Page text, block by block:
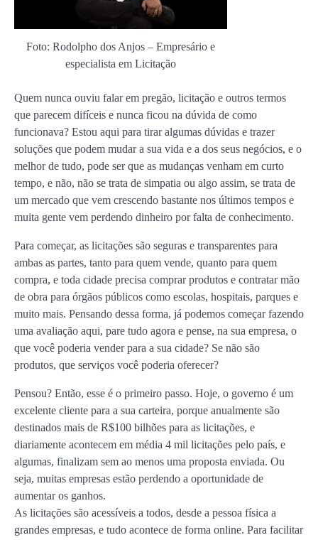
Foto: Rodolpho dos Anjos – Empresário e
especialista em Licitação
Quem nunca ouviu falar em pregão, licitação e outros termos
que parecem difíceis e nunca ficou na dúvida de como
funcionava? Estou aqui para tirar algumas dúvidas e trazer
soluções que podem mudar a sua vida e a dos seus negócios, e o
melhor de tudo, pode ser que as mudanças venham em curto
tempo, e não, não se trata de simpatia ou algo assim, se trata de
um mercado que vem crescendo bastante nos últimos tempos e
muita gente vem perdendo dinheiro por falta de conhecimento.
Para começar, as licitações são seguras e transparentes para
ambas as partes, tanto para quem vende, quanto para quem
compra, e toda cidade precisa comprar produtos e contratar mão
de obra para órgãos públicos como escolas, hospitais, parques e
muito mais. Pensando dessa forma, já podemos começar fazendo
uma avaliação aqui, pare tudo agora e pense, na sua empresa, o
que você poderia vender para a sua cidade? Se não são
produtos, que serviços você poderia oferecer?
Pensou? Então, esse é o primeiro passo. Hoje, o governo é um
excelente cliente para a sua carteira, porque anualmente são
destinados mais de R$100 bilhões para as licitações, e
diariamente acontecem em média 4 mil licitações pelo país, e
algumas, finalizam sem ao menos uma proposta enviada. Ou
seja, muitas empresas estão perdendo a oportunidade de
aumentar os ganhos.
As licitações são acessíveis a todos, desde a pessoa física a
grandes empresas, e tudo acontece de forma online. Para facilitar